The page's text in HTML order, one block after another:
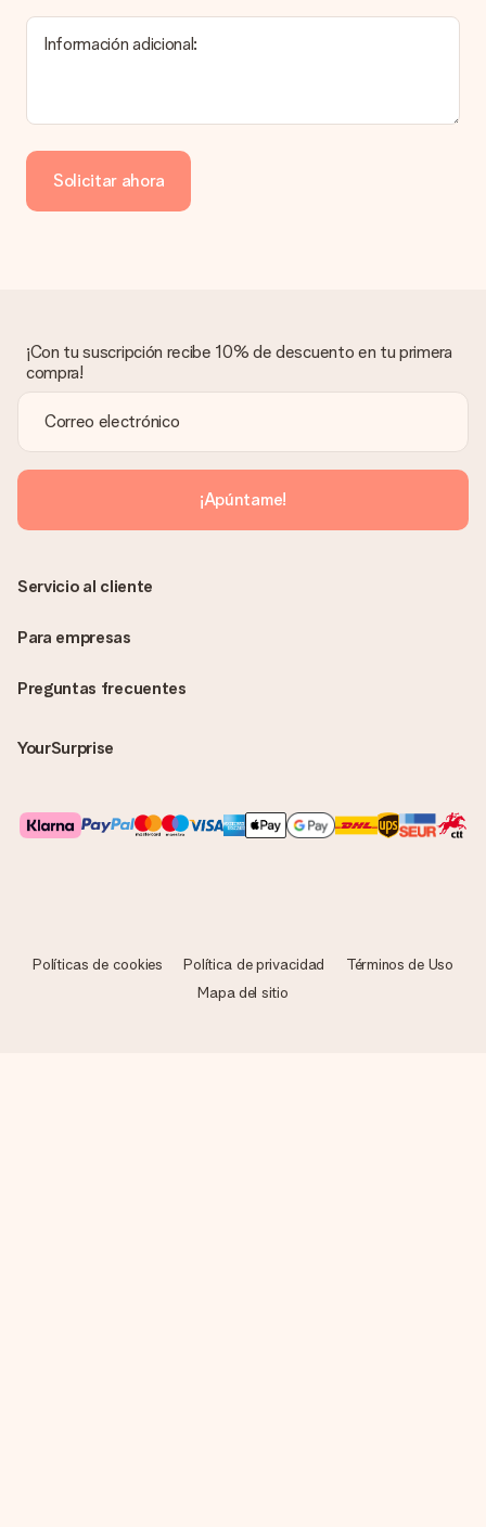
producto del regalo.
¿Cómo puedo pagar mi pedido?
de crédito o transferencia bancaria. En caso de elegir
transferencia bancaria, ten en cuenta 3 días adicionales para la
entrega de tu regalo.
asunto contigo. Ponte en contacto con nuestro equipo de
atención al cliente por teléfono, correo electrónico o chat y
buscaremos una solución adecuada para ti.
¿Se envía la factura junto con el pedido?
La factura y cualquier otra información relativa a tu regalo se
enviará únicamente por correo electrónico. El regalo se enviará
sin ninguna información adicional Así, evitaremos que la
persona que recibe el regalo la vea. ¡No le enviaremos nada
más que su increíble regalo! ¿Quieres que sepa quién se lo
Información adicional:
Solicitar ahora
¡Con tu suscripción recibe 10% de descuento en tu primera
compra!
¡Apúntame!
Preguntas frecuentes
YourSurprise
Servicio al cliente
Para empresas
Políticas de cookies Política de privacidad
Términos de Uso
Mapa del sitio